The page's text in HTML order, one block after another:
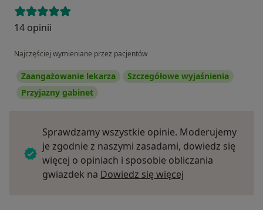
14 opinii
Najczęściej wymieniane przez pacjentów
Zaangażowanie lekarza
Szczegółowe wyjaśnienia
Przyjazny gabinet
Sprawdzamy wszystkie opinie. Moderujemy
je zgodnie z naszymi zasadami, dowiedz się
więcej o opiniach i sposobie obliczania
gwiazdek na Dowiedz się więcej